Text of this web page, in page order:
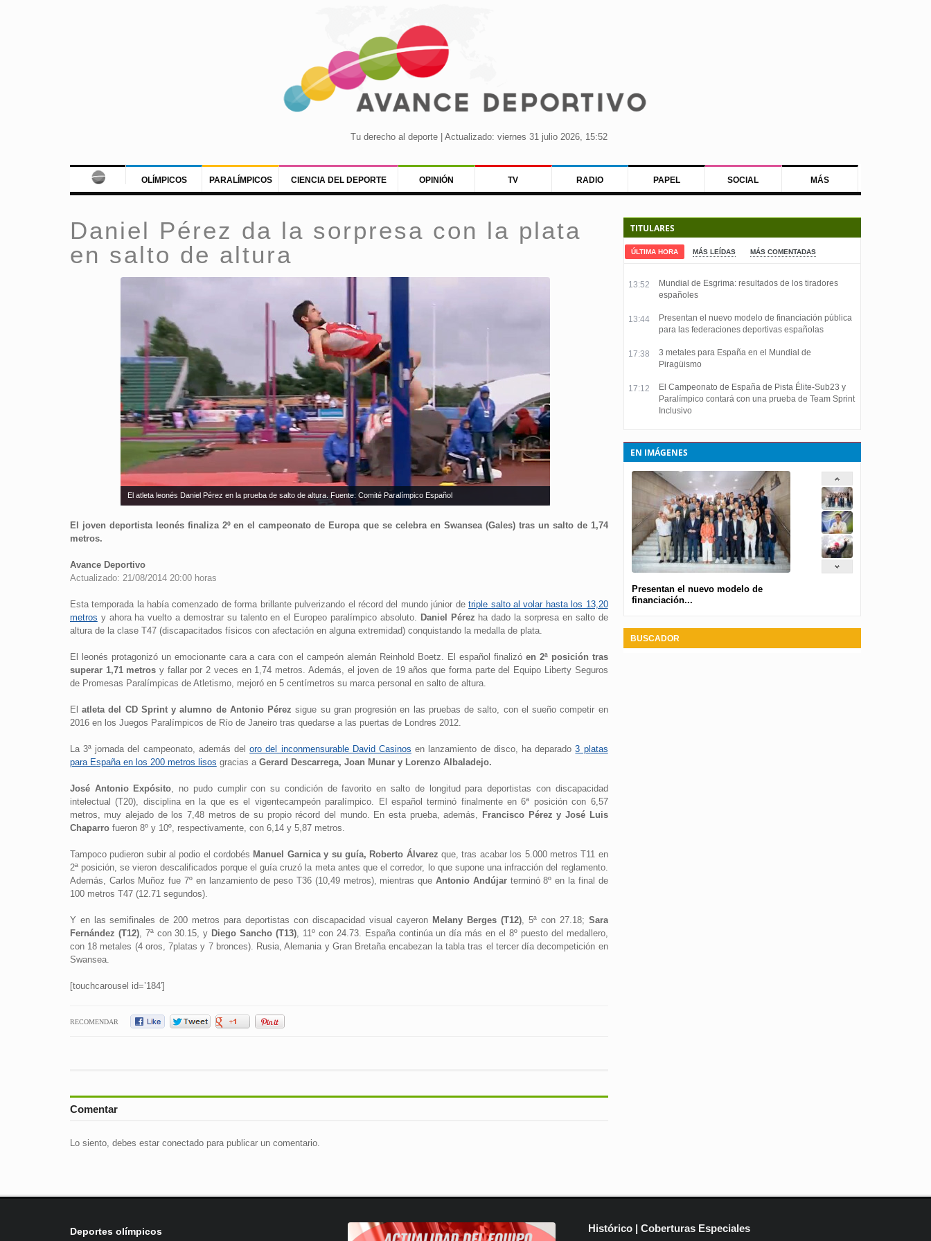
Tu derecho al deporte | Actualizado: viernes 31 julio 2026, 15:52
OLÍMPICOS PARALÍMPICOS CIENCIA DEL DEPORTE OPINIÓN TV RADIO PAPEL SOCIAL MÁS
Daniel Pérez da la sorpresa con la plata
en salto de altura
El atleta leonés Daniel Pérez en la prueba de salto de altura. Fuente: Comité Paralímpico Español
El joven deportista leonés finaliza 2º en el campeonato de Europa que se celebra en Swansea (Gales) tras un salto de 1,74
metros.
Avance Deportivo
Actualizado: 21/08/2014 20:00 horas
Esta temporada la había comenzado de forma brillante pulverizando el récord del mundo júnior detriple salto al volar hasta los 13,20
metros y ahora ha vuelto a demostrar su talento en el Europeo paralímpico absoluto. Daniel Pérez ha dado la sorpresa en salto de
altura de la clase T47 (discapacitados físicos con afectación en alguna extremidad) conquistando la medalla de plata.
El leonés protagonizó un emocionante cara a cara con el campeón alemán Reinhold Boetz. El español finalizó en 2ª posición tras
superar 1,71 metros y fallar por 2 veces en 1,74 metros. Además, el joven de 19 años que forma parte del Equipo Liberty Seguros
de Promesas Paralímpicas de Atletismo, mejoró en 5 centímetros su marca personal en salto de altura.
Elatleta del CD Sprint y alumno de Antonio Pérez sigue su gran progresión en las pruebas de salto, con el sueño competir en
2016 en los Juegos Paralímpicos de Río de Janeiro tras quedarse a las puertas de Londres 2012.
La 3ª jornada del campeonato, además deloro del inconmensurable David Casinos en lanzamiento de disco, ha deparado3 platas
para España en los 200 metros lisos gracias a Gerard Descarrega, Joan Munar y Lorenzo Albaladejo.
José Antonio Expósito, no pudo cumplir con su condición de favorito en salto de longitud para deportistas con discapacidad
intelectual (T20), disciplina en la que es el vigentecampeón paralímpico. El español terminó finalmente en 6ª posición con 6,57
metros, muy alejado de los 7,48 metros de su propio récord del mundo. En esta prueba, además, Francisco Pérez y José Luis
Chaparrofueron 8º y 10º, respectivamente, con 6,14 y 5,87 metros.
Tampoco pudieron subir al podio el cordobés Manuel Garnica y su guía, Roberto Álvarez que, tras acabar los 5.000 metros T11 en
2ª posición, se vieron descalificados porque el guía cruzó la meta antes que el corredor, lo que supone una infracción del reglamento.
Además, Carlos Muñoz fue 7º en lanzamiento de peso T36 (10,49 metros), mientras que Antonio Andújarterminó 8º en la final de
100 metros T47 (12.71 segundos).
Y en las semifinales de 200 metros para deportistas con discapacidad visual cayeron Melany Berges (T12), 5ª con 27.18; Sara
Fernández (T12), 7ª con 30.15, y Diego Sancho (T13), 11º con 24.73. España continúa un día más en el 8º puesto del medallero,
con 18 metales (4 oros, 7platas y 7 bronces). Rusia, Alemania y Gran Bretaña encabezan la tabla tras el tercer día decompetición en
Swansea.
[touchcarousel id=’184′]
RECOMENDAR
Comentar
Lo siento, debes estar conectadopara publicar un comentario.
TITULARES
ÚLTIMA HORA MÁS LEÍDAS MÁS COMENTADAS
13:52
Mundial de Esgrima: resultados de los tiradores
españoles
13:44
Presentan el nuevo modelo de financiación pública
para las federaciones deportivas españolas
17:38
3 metales para España en el Mundial de
Piragüismo
17:12
El Campeonato de España de Pista Élite-Sub23 y
Paralímpico contará con una prueba de Team Sprint
Inclusivo
EN IMÁGENES
Presentan el nuevo modelo de
financiación...
BUSCADOR
Deportes olímpicos Histórico | Coberturas Especiales